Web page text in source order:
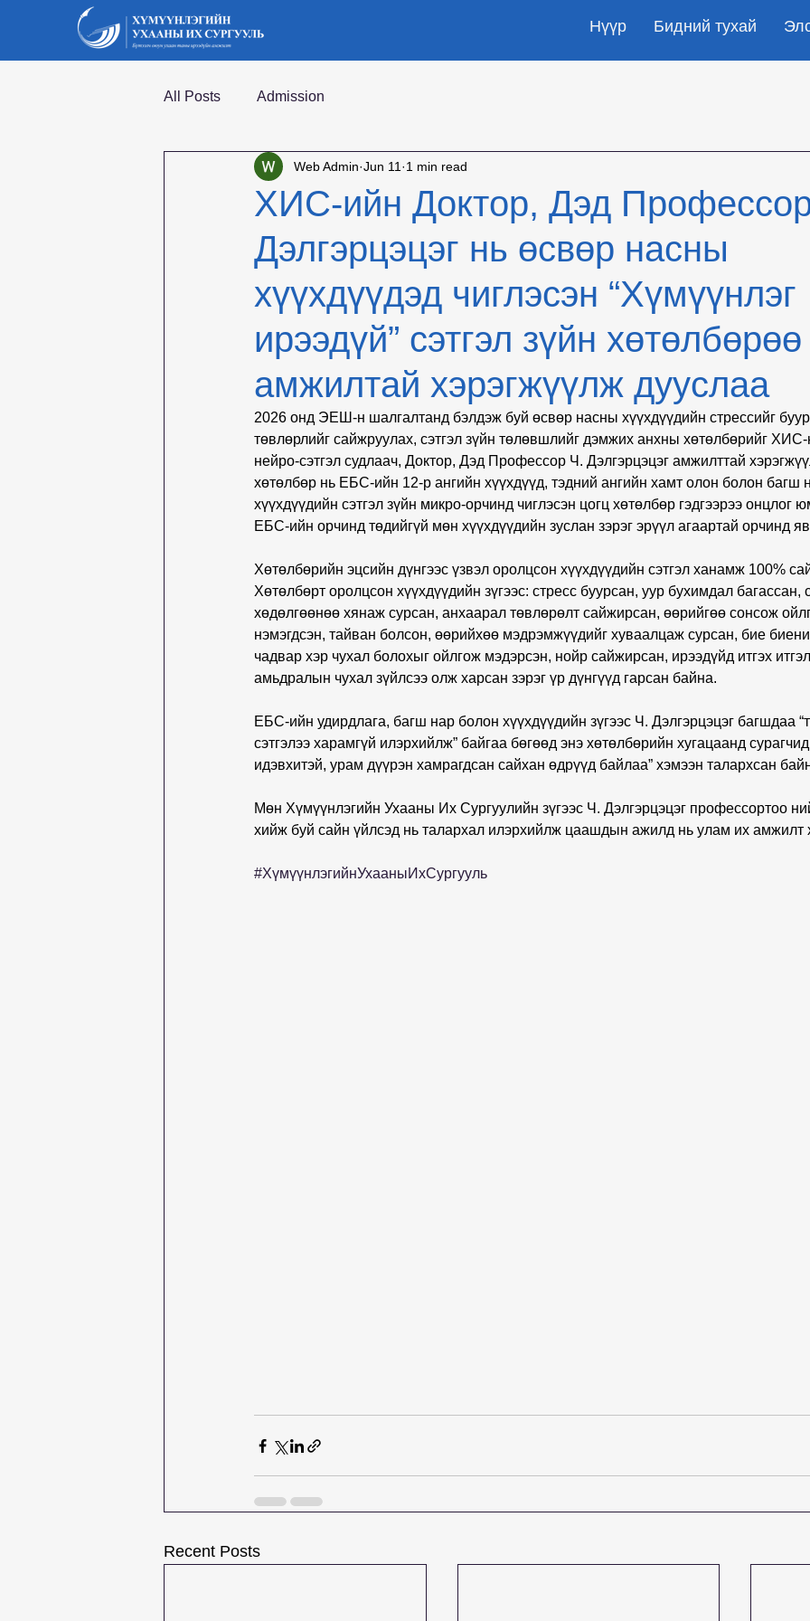
Нүүр Бидний тухай
All Posts Admission
ХИС-ийн Доктор, Дэд
Дэлгэрцэцэг нь өсвөр насны
хүүхдүүдэд чиглэсэн “Хүмүүнлэг
ирээдүй” сэтгэл зүйн хөтөлбөрөө
амжилтай хэрэгжүүлж дууслаа
Web Admin Jun 11 1 min read
2026 онд ЭЕШ-н шалгалтанд бэлдэж буй өсвөр насны хүүхдүүдийн стрессийг
төвлөрлийг сайжруулах, сэтгэл зүйн төлөвшлийг дэмжих анхны хөтөлбөрийг ХИС-
нейро-сэтгэл судлаач, Доктор, Дэд Профессор Ч. Дэлгэрцэцэг амжилттай
хөтөлбөр нь ЕБС-ийн 12-р ангийн хүүхдүүд, тэдний ангийн хамт олон болон багш
хүүхдүүдийн сэтгэл зүйн микро-орчинд чиглэсэн цогц хөтөлбөр гэдгээрээ онцлог
ЕБС-ийн орчинд төдийгүй мөн хүүхдүүдийн зуслан зэрэг эрүүл агаартай орчинд
Хөтөлбөрийн эцсийн дүнгээс үзвэл оролцсон хүүхдүүдийн сэтгэл ханамж 100%
Хөтөлбөрт оролцсон хүүхдүүдийн зүгээс: стресс буурсан, уур бухимдал багассан,
хөдөлгөөнөө хянаж сурсан, анхаарал төвлөрөлт сайжирсан, өөрийгөө сонсож
нэмэгдсэн, тайван болсон, өөрийхөө мэдрэмжүүдийг хуваалцаж сурсан, бие
чадвар хэр чухал болохыг ойлгож мэдэрсэн, нойр сайжирсан, ирээдүйд итгэх
амьдралын чухал зүйлсээ олж харсан зэрэг үр дүнгүүд гарсан байна.
ЕБС-ийн удирдлага, багш нар болон хүүхдүүдийн зүгээс Ч. Дэлгэрцэцэг багшдаа
сэтгэлээ харамгүй илэрхийлж” байгаа бөгөөд энэ хөтөлбөрийн хугацаанд
идэвхитэй, урам дүүрэн хамрагдсан сайхан өдрүүд байлаа” хэмээн талархсан
Мөн Хүмүүнлэгийн Ухааны Их Сургуулийн зүгээс Ч. Дэлгэрцэцэг профессортоо
хийж буй сайн үйлсэд нь талархал илэрхийлж цаашдын ажилд нь улам их амжилт
#ХүмүүнлэгийнУхааныИхСургууль
Recent Posts